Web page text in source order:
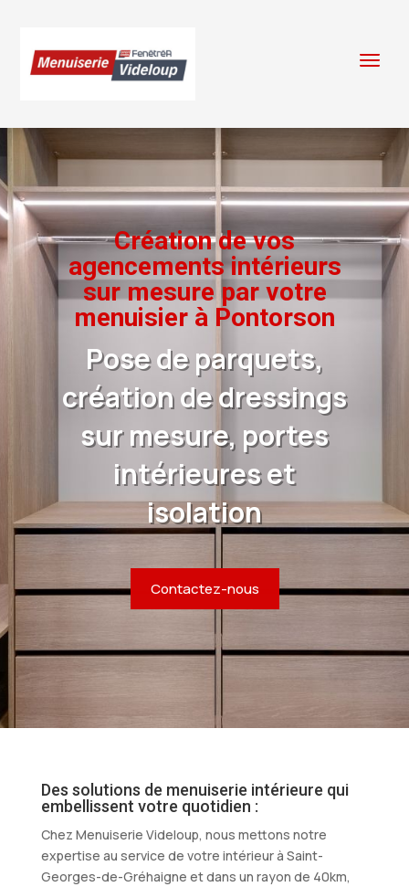
Création de vos
agencements intérieurs
sur mesure par votre
menuisier à Pontorson
Pose de parquets,
création de dressings
sur mesure, portes
intérieures et
isolation
Contactez-nous
Des solutions de menuiserie intérieure qui
embellissent votre quotidien :
Chez Menuiserie Videloup, nous mettons notre
expertise au service de votre intérieur à Saint-
Georges-de-Gréhaigne et dans un rayon de 40km,